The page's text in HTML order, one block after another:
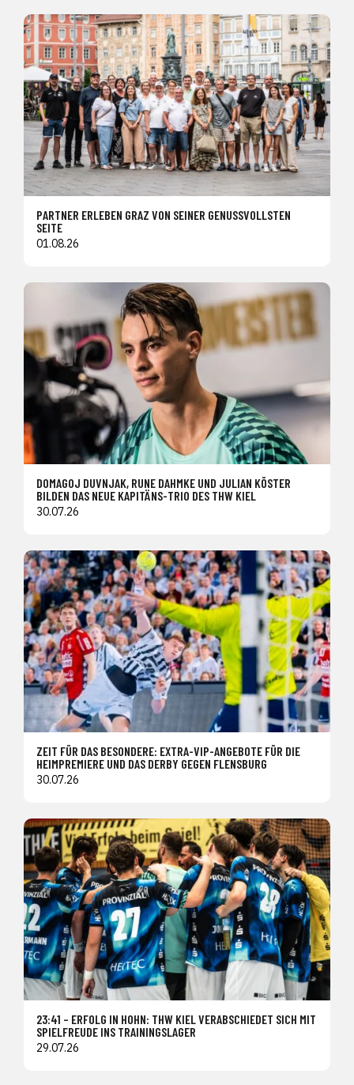
PARTNER ERLEBEN GRAZ VON SEINER GENUSSVOLLSTEN
SEITE
01.08.26
DOMAGOJ DUVNJAK, RUNE DAHMKE UND JULIAN KÖSTER
BILDEN DAS NEUE KAPITÄNS-TRIO DES THW KIEL
30.07.26
ZEIT FÜR DAS BESONDERE: EXTRA-VIP-ANGEBOTE FÜR DIE
HEIMPREMIERE UND DAS DERBY GEGEN FLENSBURG
30.07.26
23:41 – ERFOLG IN HOHN: THW KIEL VERABSCHIEDET SICH MIT
SPIELFREUDE INS TRAININGSLAGER
29.07.26